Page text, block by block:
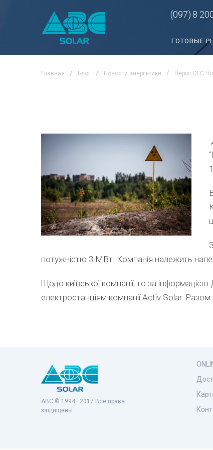
(097) 8
ГОТОВЫЕ
Главная Блог Новости энергетики Перші СЕС
потужністю 3 МВт. Компанія належить
Щодо київської компанії, то за
електростанціям компанії Activ Solar.
ABC © 1994—2017 Все права
защищены